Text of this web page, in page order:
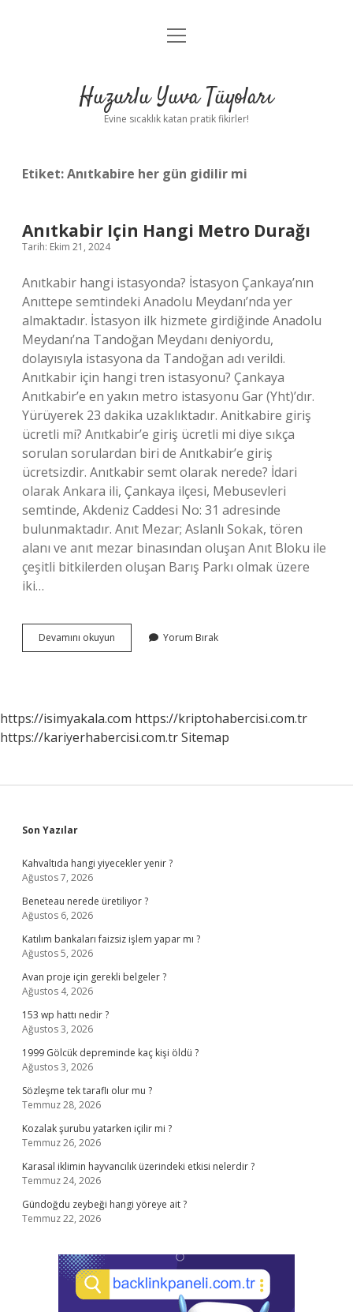
Anasayfa
Yasal Uyarı
menüyü
Huzurlu Yuva Tüyoları
Evine sıcaklık katan pratik fikirler!
Etiket:Anıtkabire her gün gidilir mi
Anıtkabir Için Hangi Metro Durağı
Tarih: Ekim 21, 2024
Anıtkabir hangi istasyonda? İstasyon Çankaya’nın
Anıttepe semtindeki Anadolu Meydanı’nda yer
almaktadır. İstasyon ilk hizmete girdiğinde Anadolu
Meydanı’na Tandoğan Meydanı deniyordu,
dolayısıyla istasyona da Tandoğan adı verildi.
Anıtkabir için hangi tren istasyonu? Çankaya
Anıtkabir’e en yakın metro istasyonu Gar (Yht)’dır.
Yürüyerek 23 dakika uzaklıktadır. Anitkabire giriş
ücretli mi? Anıtkabir’e giriş ücretli mi diye sıkça
sorulan sorulardan biri de Anıtkabir’e giriş
ücretsizdir. Anıtkabir semt olarak nerede? İdari
olarak Ankara ili, Çankaya ilçesi, Mebusevleri
semtinde, Akdeniz Caddesi No: 31 adresinde
bulunmaktadır. Anıt Mezar; Aslanlı Sokak, tören
alanı ve anıt mezar binasından oluşan Anıt Bloku ile
çeşitli bitkilerden oluşan Barış Parkı olmak üzere
iki…
Devamını okuyun Anıtkabir
Için
Yorum Bırak
https://isimyakala.com https://kriptohabercisi.com.tr
https://kariyerhabercisi.com.trSitemap
Sidebar
Son Yazılar
Kahvaltıda hangi yiyecekler yenir ?
Ağustos 7, 2026
Beneteau nerede üretiliyor ?
Ağustos 6, 2026
Katılım bankaları faizsiz işlem yapar mı ?
Ağustos 5, 2026
Avan proje için gerekli belgeler ?
Ağustos 4, 2026
153 wp hattı nedir ?
Ağustos 3, 2026
1999 Gölcük depreminde kaç kişi öldü ?
Ağustos 3, 2026
Sözleşme tek taraflı olur mu ?
Temmuz 28, 2026
Kozalak şurubu yatarken içilir mi ?
Temmuz 26, 2026
Karasal iklimin hayvancılık üzerindeki etkisi nelerdir ?
Temmuz 24, 2026
Gündoğdu zeybeği hangi yöreye ait ?
Temmuz 22, 2026